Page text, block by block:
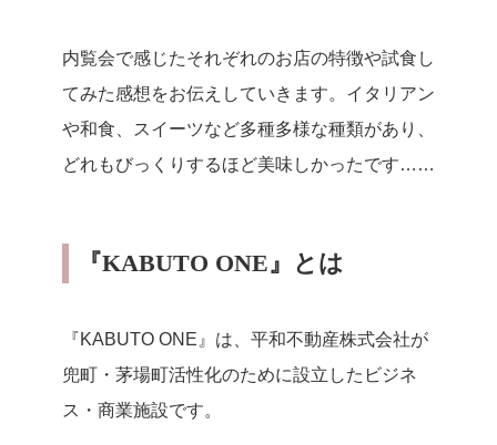
内覧会で感じたそれぞれのお店の特徴や試食し
てみた感想をお伝えしていきます。イタリアン
や和食、スイーツなど多種多様な種類があり、
どれもびっくりするほど美味しかったです……
『KABUTO ONE』とは
『KABUTO ONE』は、平和不動産株式会社が
兜町・茅場町活性化のために設立したビジネ
ス・商業施設です。